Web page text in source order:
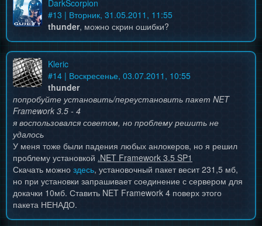
DarkScorpion
#13 | Вторник, 31.05.2011, 11:55
thunder, можно скрин ошибки?
Kleric
#14 | Воскресенье, 03.07.2011, 10:55
thunder
попробуйте установить/переустановить пакет NET
Framework 3.5 - 4
я воспользовался советом, но проблему решить не
удалось
У меня тоже были падения любых анлокеров, но я решил
проблему установкой .NET Framework 3.5 SP1
Скачать можно здесь, установочный пакет весит 231,5 мб,
но при установки запрашивает соединение с сервером для
докачки 10мб. Ставить NET Framework 4 поверх этого
пакета НЕНАДО.